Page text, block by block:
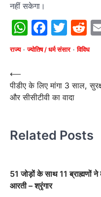
नहीं सकेगा।
राज्य ज्योतिष / धर्म संसार विविध
Post
navigation
⟵
पीडीए के लिए मांगा 3 साल,
और सीसीटीवी का वादा
Related Posts
51 जोड़ों के साथ 11 ब्राह्मणों
आरती – श्रृंगार